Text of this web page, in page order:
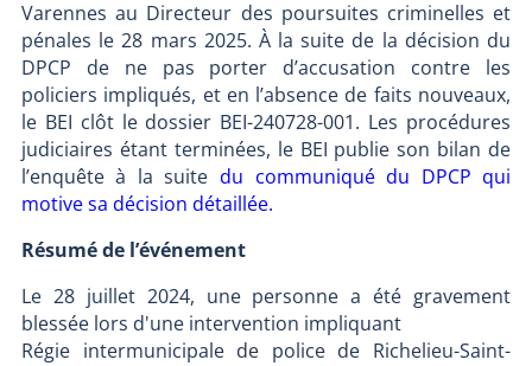
Varennes au Directeur des poursuites criminelles et
pénales le 28 mars 2025. À la suite de la décision du
DPCP de ne pas porter d’accusation contre les
policiers impliqués, et en l’absence de faits nouveaux,
le BEI clôt le dossier BEI-240728-001. Les procédures
judiciaires étant terminées, le BEI publie son bilan de
l’enquête à la suite du communiqué du DPCP qui
motive sa décision détaillée.
Résumé de l’événement
Le 28 juillet 2024, une personne a été gravement
blessée lors d'une intervention impliquant
Régie intermunicipale de police de Richelieu-Saint-